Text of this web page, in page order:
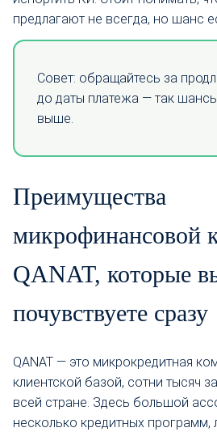
предлагают не всегда, но шанс
Совет: обращайтесь за
до даты платежа — так
выше.
Преимущества
микрофинансовой
QANAT, которые
почувствуете сразу
QANAT — это микрокредитная
клиентской базой, сотни тысяч
всей стране. Здесь большой
несколько кредитных программ,